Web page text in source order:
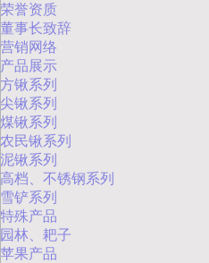
荣誉资质
董事长致辞
营销网络
产品展示
方锹系列
尖锹系列
煤锹系列
农民锹系列
泥锹系列
高档、不锈钢系列
雪铲系列
特殊产品
园林、耙子
苹果产品